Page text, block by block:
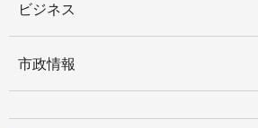
ビジネス
市政情報